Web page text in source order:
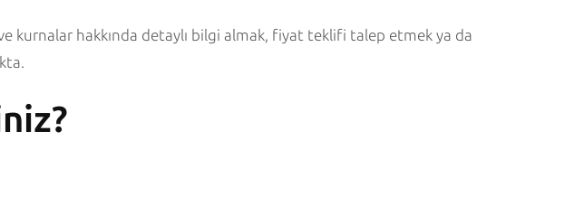
hakkında detaylı bilgi almak, fiyat teklifi talep etmek ya da